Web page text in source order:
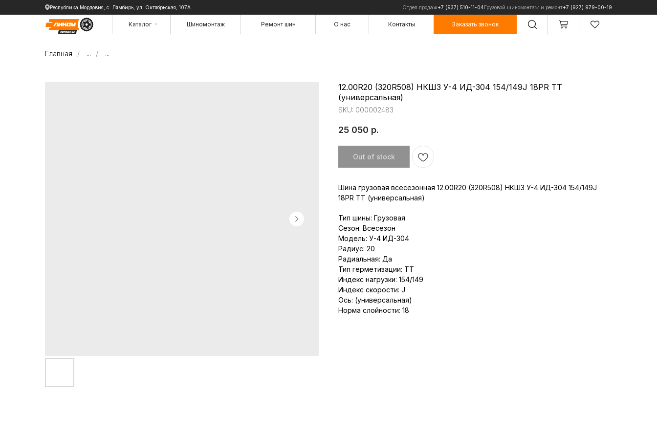
Республика Мордовия, с. Лямбирь, ул. Октябрьская, 107А Отдел продаж+7 (937) 510-11-04Грузовой шиномонтаж и ремонт+7 (927) 979-00-19
Контакты
О нас
Ремонт шин
Шиномонтаж Заказать звонок
Каталог
Контакты
Шиномонтаж Заказать звонок
Каталог
Главная / ... / ...
12.00R20 (320R508) НКШЗ У-4 ИД-304 154/149J 18PR TT
(универсальная)
SKU: 000002483
25 050 р.
Out of stock
Шина грузовая всесезонная 12.00R20 (320R508) НКШЗ У-4 ИД-304 154/149J
18PR TT (универсальная)
Тип шины: Грузовая
Сезон: Всесезон
Модель: У-4 ИД-304
Радиус: 20
Радиальная: Да
Тип герметизации: TT
Индекс нагрузки: 154/149
Индекс скорости: J
Ось: (универсальная)
Норма слойности: 18